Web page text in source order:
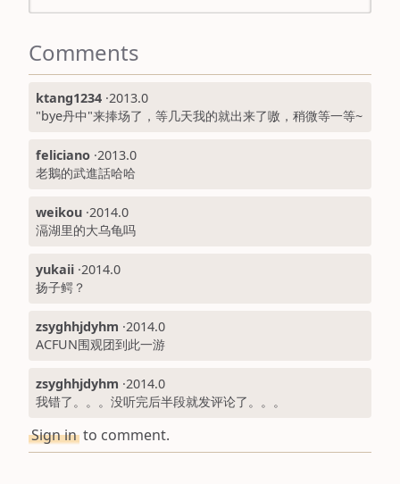
Comments
ktang1234 ·2013.0
"bye丹中"来捧场了，等几天我的就出来了嗷，稍微等一等~
feliciano ·2013.0
老鵝的武進話哈哈
weikou ·2014.0
滆湖里的大乌龟吗
yukaii ·2014.0
扬子鳄？
zsyghhjdyhm ·2014.0
ACFUN围观团到此一游
zsyghhjdyhm ·2014.0
我错了。。。没听完后半段就发评论了。。。
Sign in to comment.